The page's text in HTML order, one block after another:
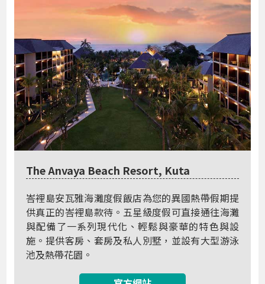
The Anvaya Beach Resort, Kuta
峇裡島安瓦雅海灘度假飯店為您的異國熱帶假期提
供真正的峇裡島款待。五星級度假可直接通往海灘
與配備了一系列現代化、輕鬆與豪華的特色與設
施。提供客房、套房及私人別墅，並設有大型游泳
池及熱帶花園。